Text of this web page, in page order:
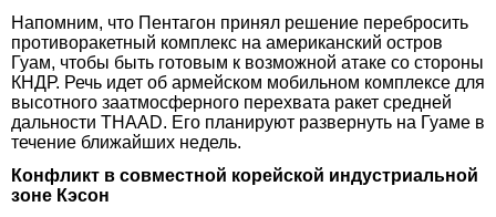
Напомним, что Пентагон принял решение перебросить
противоракетный комплекс на американский остров
Гуам, чтобы быть готовым к возможной атаке со стороны
КНДР. Речь идет об армейском мобильном комплексе для
высотного заатмосферного перехвата ракет средней
дальности THAAD. Его планируют развернуть на Гуаме в
течение ближайших недель.
Конфликт в совместной корейской индустриальной
зоне Кэсон